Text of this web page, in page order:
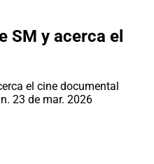
SM y acerca el
23 de mar. 2026